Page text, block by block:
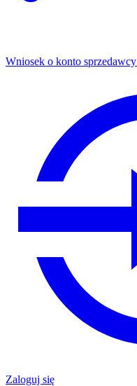
Wniosek o konto sprzedawcy
Zaloguj się